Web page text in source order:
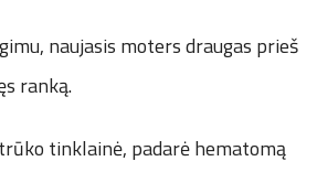
naujasis moters draugas prieš
ranką.
trūko tinklainė, padarė hematomą